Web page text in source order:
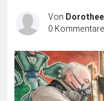
Von
0 Kommentare